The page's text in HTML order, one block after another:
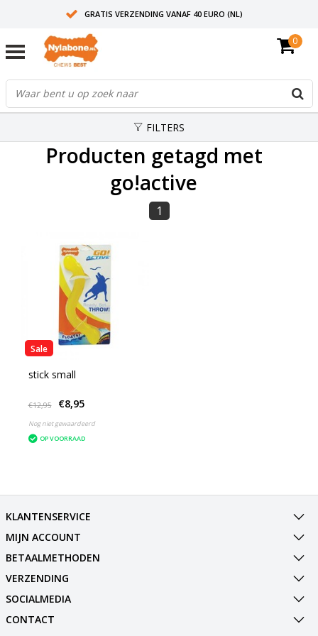
GRATIS VERZENDING VANAF 40 EURO (NL)
0
FILTERS
Producten getagd met
go!active
1
Sale
stick small
€12,95 €8,95
Nog niet gewaardeerd
OP VOORRAAD
KLANTENSERVICE
MIJN ACCOUNT
BETAALMETHODEN
VERZENDING
SOCIALMEDIA
CONTACT